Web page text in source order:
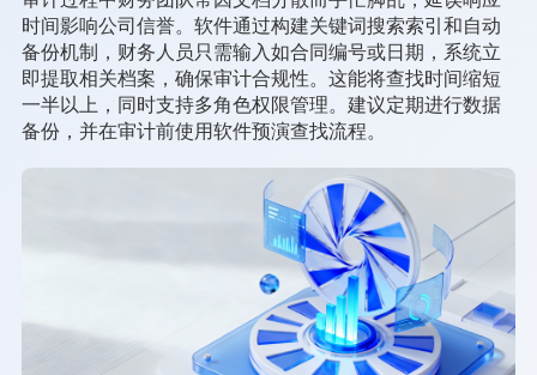
时间影响公司信誉。软件通过构建关键词搜索索引和自动
备份机制，财务人员只需输入如合同编号或日期，系统立
即提取相关档案，确保审计合规性。这能将查找时间缩短
一半以上，同时支持多角色权限管理。建议定期进行数据
备份，并在审计前使用软件预演查找流程。